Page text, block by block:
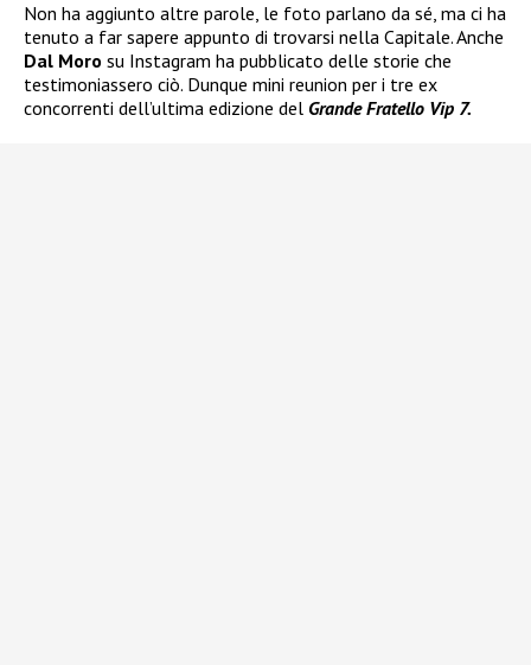
Non ha aggiunto altre parole, le foto parlano da sé, ma ci ha
tenuto a far sapere appunto di trovarsi nella Capitale. Anche
Dal Moro su Instagram ha pubblicato delle storie che
testimoniassero ciò. Dunque mini reunion per i tre ex
concorrenti dell’ultima edizione del Grande Fratello Vip 7.